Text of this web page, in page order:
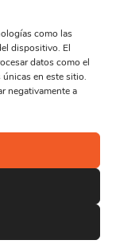
como las
dispositivo. El
datos como el
en este sitio.
negativamente a
los derechos